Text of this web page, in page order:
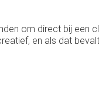
om direct bij een
en als dat